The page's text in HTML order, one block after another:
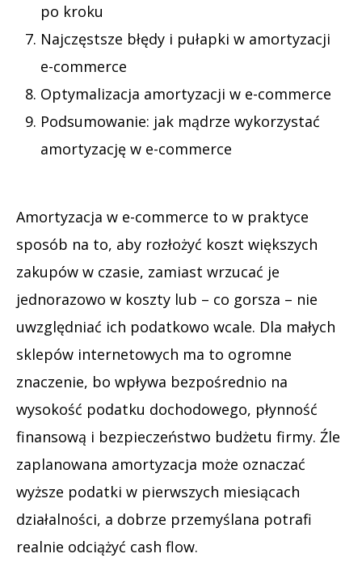
po kroku
Najczęstsze błędy i pułapki w amortyzacji
e-commerce
Optymalizacja amortyzacji w e-commerce
Podsumowanie: jak mądrze wykorzystać
amortyzację w e-commerce
Amortyzacja w e-commerce to w praktyce
sposób na to, aby rozłożyć koszt większych
zakupów w czasie, zamiast wrzucać je
jednorazowo w koszty lub – co gorsza – nie
uwzględniać ich podatkowo wcale. Dla małych
sklepów internetowych ma to ogromne
znaczenie, bo wpływa bezpośrednio na
wysokość podatku dochodowego, płynność
finansową i bezpieczeństwo budżetu firmy. Źle
zaplanowana amortyzacja może oznaczać
wyższe podatki w pierwszych miesiącach
działalności, a dobrze przemyślana potrafi
realnie odciążyć cash flow.